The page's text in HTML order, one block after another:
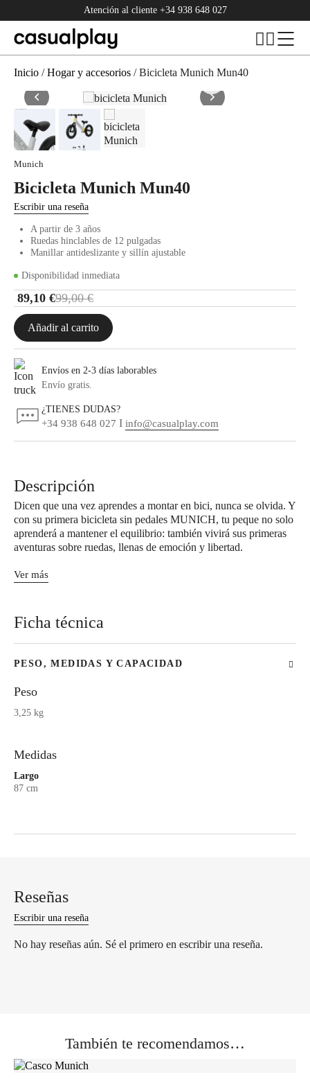
Atención al cliente +34 938 648 027
Inicio /Hogar y accesorios / Bicicleta Munich Mun40
Munich
Bicicleta Munich Mun40
Escribir una reseña
A partir de 3 años
Ruedas hinclables de 12 pulgadas
Manillar antideslizante y sillín ajustable
Disponibilidad inmediata
99,00€
89,10 €
Añadir al carrito
Envíos en 2-3 días laborables
Envío gratis.
¿TIENES DUDAS?
+34 938 648 027 I info@casualplay.com
Descripción
Dicen que una vez aprendes a montar en bici, nunca se olvida. Y
con su primera bicicleta sin pedales MUNICH, tu peque no solo
aprenderá a mantener el equilibrio: también vivirá sus primeras
aventuras sobre ruedas, llenas de emoción y libertad.
Ver más
Ficha técnica
PESO, MEDIDAS Y CAPACIDAD
Peso
3,25 kg
Medidas
Largo
87 cm
Reseñas
Escribir una reseña
No hay reseñas aún. Sé el primero en escribir una reseña.
También te recomendamos…